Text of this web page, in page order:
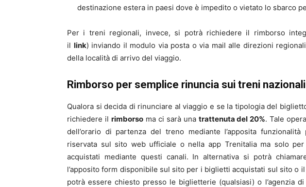
destinazione estera in paesi dove è impedito o vietato lo sbarco
Per i treni regionali, invece, si potrà richiedere il rimborso
il link) inviando il modulo via posta o via mail alle direzioni
della località di arrivo del viaggio.
Rimborso per semplice rinuncia sui treni nazionali
Qualora si decida di rinunciare al viaggio e se la tipologia del
richiedere il rimborsoma ci sarà una trattenuta del 20%. Tale
dell’orario di partenza del treno mediante l’apposita
riservata sul sito web ufficiale o nella app Trenitalia ma solo
acquistati mediante questi canali. In alternativa si potrà
l’apposito form disponibile sul sito per i biglietti acquistati sul sito o
potrà essere chiesto presso le biglietterie (qualsiasi) o l’agenzia